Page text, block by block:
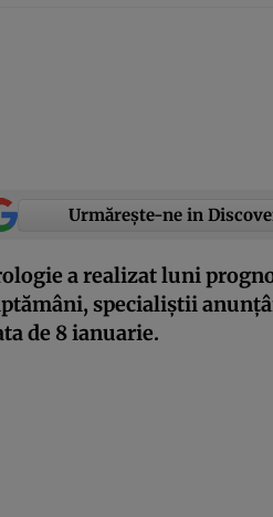
Urmărește-ne in
a realizat luni
specialiștii
de 8 ianuarie.